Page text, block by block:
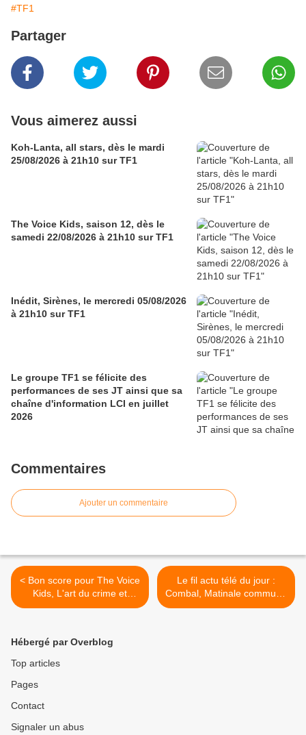
#TF1
Partager
Vous aimerez aussi
Koh-Lanta, all stars, dès le mardi
25/08/2026 à 21h10 sur TF1
The Voice Kids, saison 12, dès le
samedi 22/08/2026 à 21h10 sur TF1
Inédit, Sirènes, le mercredi 05/08/2026
à 21h10 sur TF1
Le groupe TF1 se félicite des
performances de ses JT ainsi que sa
chaîne d'information LCI en juillet
2026
Commentaires
Ajouter un commentaire
< Bon score pour The Voice
Kids, L'art du crime et
Laurent Gerra. Flop pour
Le fil actu télé du jour :
Combal, Matinale commune
Fr3 FrBleu, Daniela
Hébergé par Overblog
Top articles
Pages
Contact
Signaler un abus